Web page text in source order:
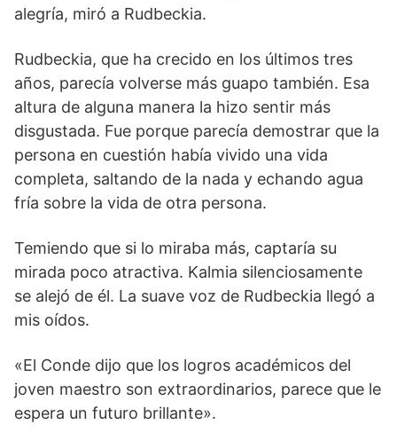
alegría, miró a Rudbeckia.
Rudbeckia, que ha crecido en los últimos tres
años, parecía volverse más guapo también. Esa
altura de alguna manera la hizo sentir más
disgustada. Fue porque parecía demostrar que la
persona en cuestión había vivido una vida
completa, saltando de la nada y echando agua
fría sobre la vida de otra persona.
Temiendo que si lo miraba más, captaría su
mirada poco atractiva. Kalmia silenciosamente
se alejó de él. La suave voz de Rudbeckia llegó a
mis oídos.
«El Conde dijo que los logros académicos del
joven maestro son extraordinarios, parece que le
espera un futuro brillante».